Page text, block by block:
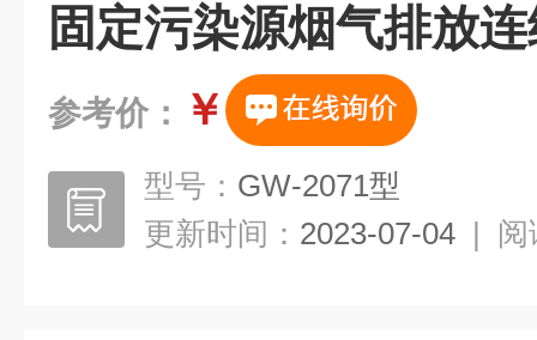
固定污染源烟气排放
参考价： ￥
型号： GW-2071型
更新时间： 2023-07-04 | 阅